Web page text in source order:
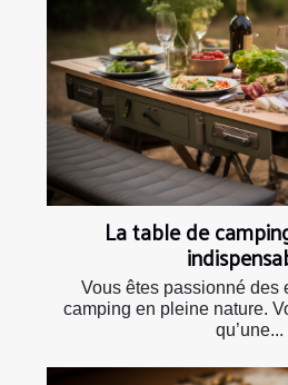
La table de
Vous êtes passionné des
camping en pleine nature.
qu’une...